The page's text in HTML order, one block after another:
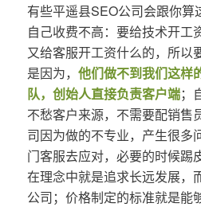
有些平遥县SEO公司会跟你算
自己收费不高：要给技术开工
又给客服开工资什么的，所以
是因为， 他们做不到我们这样
队，创始人直接负责客户端；
不愁客户来源，不需要配销售
司因为做的不专业，产生很多
门客服去应对，必要的时候踢
在理念中就是追求长远发展，
公司；价格制定的标准就是能